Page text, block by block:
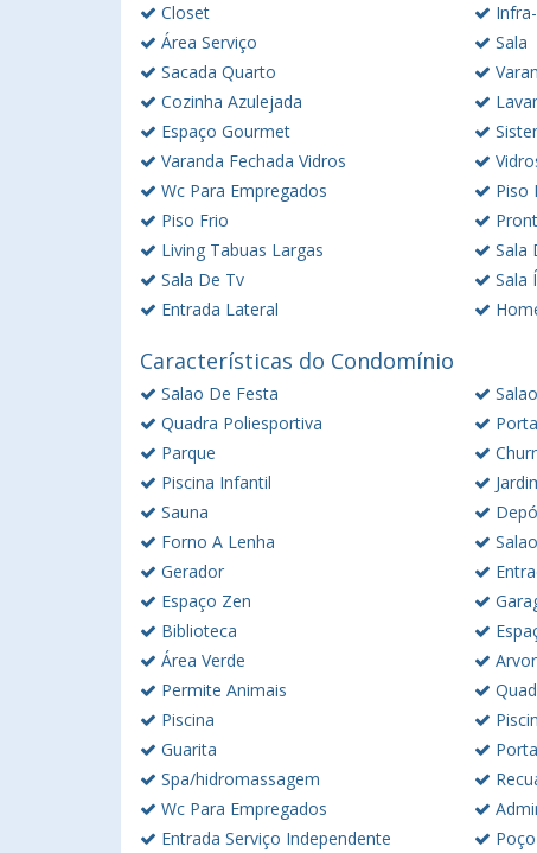
Closet
Área Serviço
Sala
Sacada Quarto
Cozinha Azulejada
Espaço Gourmet
Varanda Fechada Vidros
Wc Para Empregados
Piso
Piso Frio
Living Tabuas Largas
Sala
Sala De Tv
Sala
Entrada Lateral
Características do Condomínio
Salao De Festa
Quadra Poliesportiva
Parque
Piscina Infantil
Sauna
Forno A Lenha
Gerador
Espaço Zen
Biblioteca
Área Verde
Permite Animais
Piscina
Guarita
Spa/hidromassagem
Wc Para Empregados
Entrada Serviço Independente
Poço